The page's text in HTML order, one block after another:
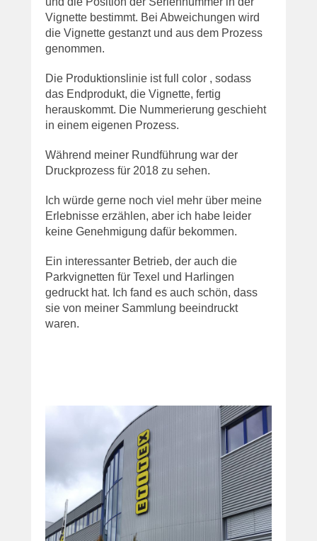
Vignette bestimmt. Bei Abweichungen wird
die Vignette gestanzt und aus dem Prozess
genommen.
Die Produktionslinie ist full color , sodass
das Endprodukt, die Vignette, fertig
herauskommt. Die Nummerierung geschieht
in einem eigenen Prozess.
Während meiner Rundführung war der
Druckprozess für 2018 zu sehen.
Ich würde gerne noch viel mehr über meine
Erlebnisse erzählen, aber ich habe leider
keine Genehmigung dafür bekommen.
Ein interessanter Betrieb, der auch die
Parkvignetten für Texel und Harlingen
gedruckt hat. Ich fand es auch schön, dass
sie von meiner Sammlung beeindruckt
waren.